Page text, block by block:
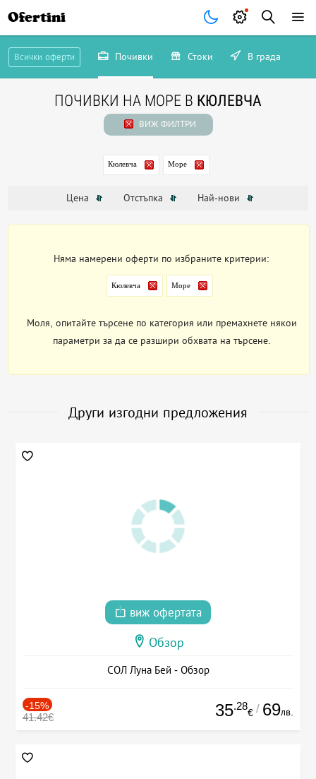
Ofertini
Всички оферти Почивки Стоки В града
ПОЧИВКИ НА МОРЕ В КЮЛЕВЧА
ВИЖ ФИЛТРИ
Кюлевча Море
Цена Отстъпка Най-нови
Няма намерени оферти по избраните критерии:
Кюлевча Море
Моля, опитайте търсене по категория или премахнете някои
параметри за да се разшири обхвата на търсене.
Други изгодни предложения
виж офертата
Обзор
СОЛ Луна Бей - Обзор
-15%
41.42€ 35.28
€ / 69лв.